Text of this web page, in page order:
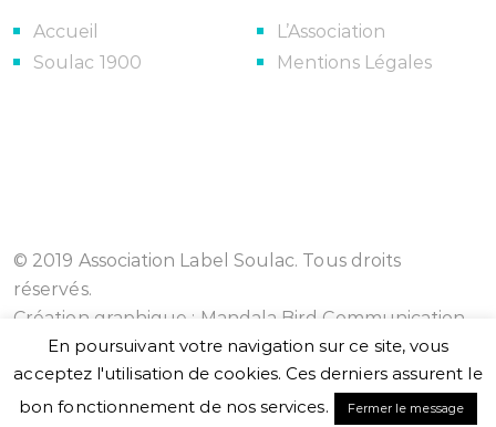
Accueil
Soulac 1900
L’Association
Mentions Légales
© 2019 Association Label Soulac. Tous droits
réservés.
Création graphique : Mandala Bird Communication
En poursuivant votre navigation sur ce site, vous
acceptez l'utilisation de cookies. Ces derniers assurent le
bon fonctionnement de nos services.
Fermer le message